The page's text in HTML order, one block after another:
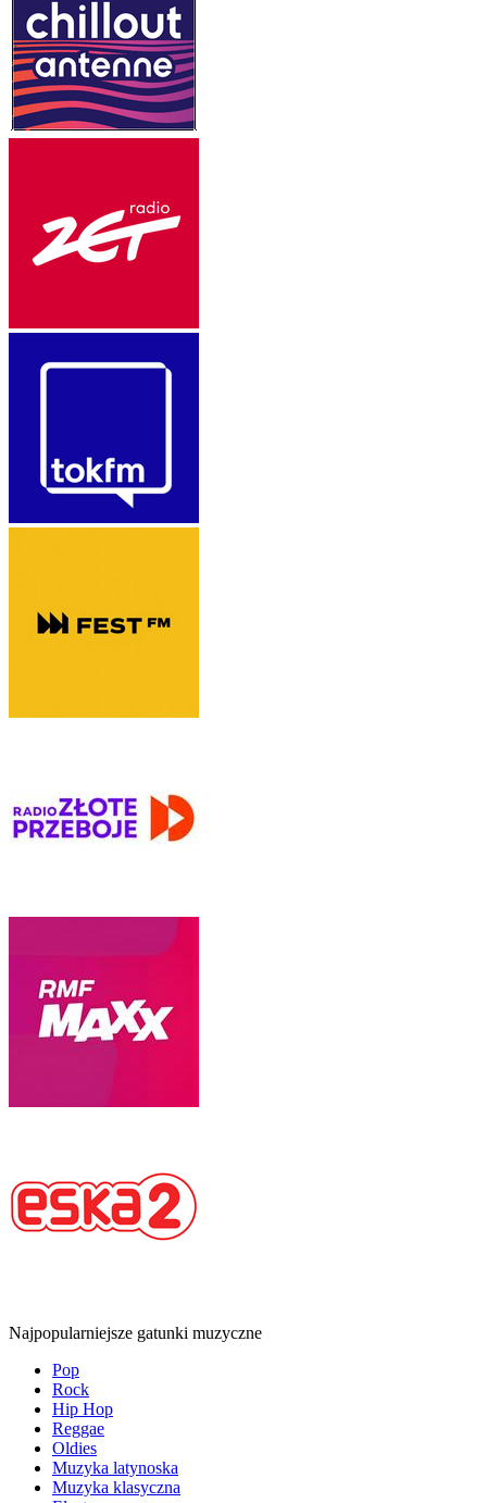
Najpopularniejsze gatunki muzyczne
Pop
Rock
Hip Hop
Reggae
Oldies
Muzyka latynoska
Muzyka klasyczna